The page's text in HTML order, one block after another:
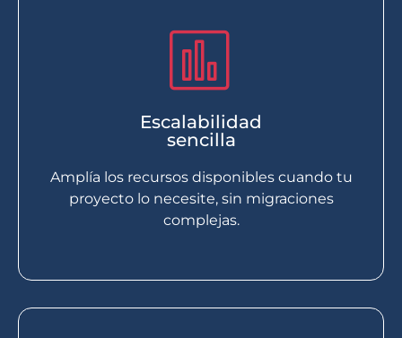
Escalabilidad
sencilla
Amplía los recursos disponibles cuando tu
proyecto lo necesite, sin migraciones
complejas.